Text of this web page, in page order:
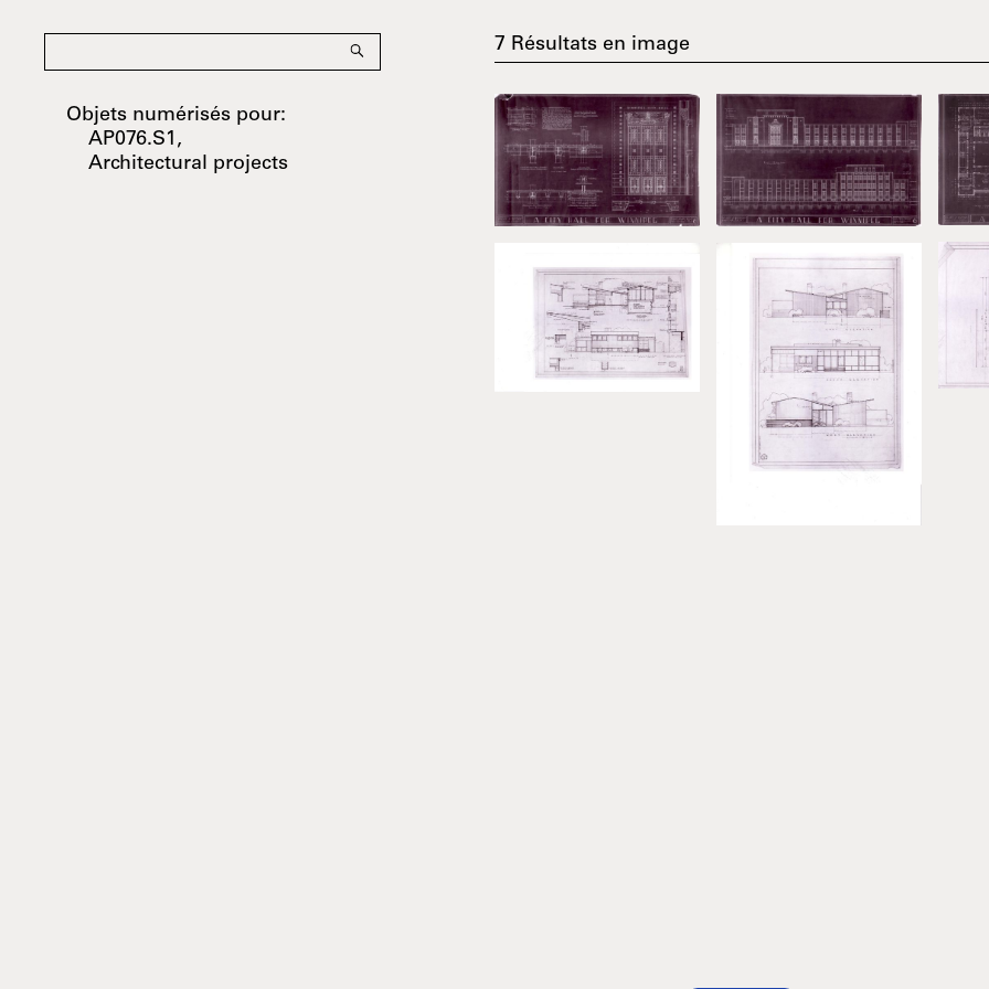
Objets numérisés pour:
AP076.S1,
Architectural projects
7 Résultats en image